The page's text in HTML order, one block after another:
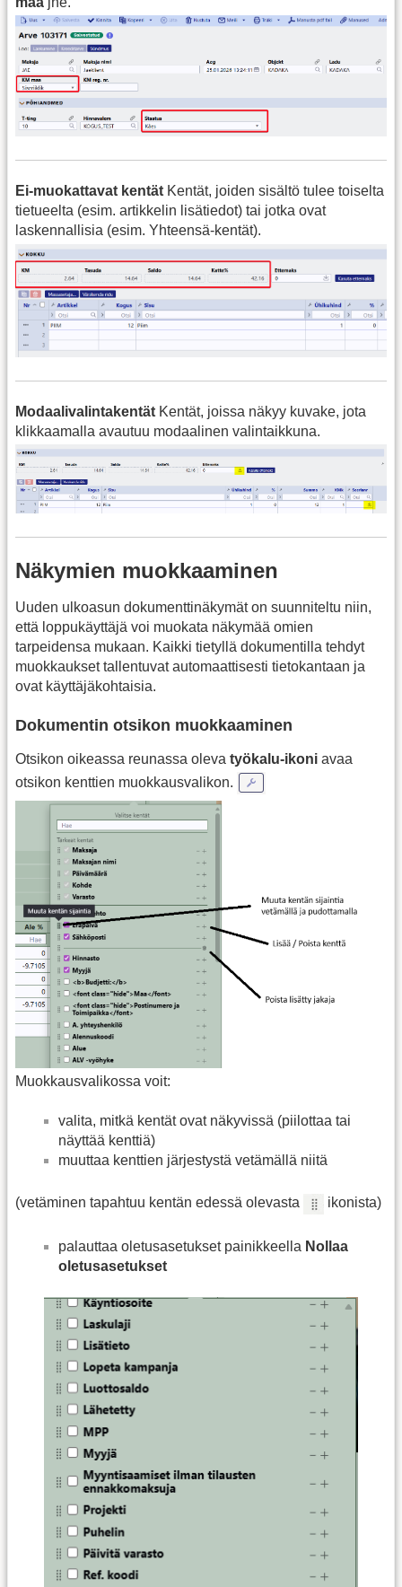
Ei‑muokattavat kentät Kentät, joiden sisältö tulee toiselta
tietueelta (esim. artikkelin lisätiedot) tai jotka ovat
laskennallisia (esim. Yhteensä‑kentät).
Modaalivalintakentät Kentät, joissa näkyy kuvake, jota
klikkaamalla avautuu modaalinen valintaikkuna.
Näkymien muokkaaminen
Uuden ulkoasun dokumenttinäkymät on suunniteltu niin,
että loppukäyttäjä voi muokata näkymää omien
tarpeidensa mukaan. Kaikki tietyllä dokumentilla tehdyt
muokkaukset tallentuvat automaattisesti tietokantaan ja
ovat käyttäjäkohtaisia.
Dokumentin otsikon muokkaaminen
Otsikon oikeassa reunassa oleva työkalu‑ikoni avaa
otsikon kenttien muokkausvalikon.
Muokkausvalikossa voit:
valita, mitkä kentät ovat näkyvissä (piilottaa tai
näyttää kenttiä)
muuttaa kenttien järjestystä vetämällä niitä
(vetäminen tapahtuu kentän edessä olevasta ikonista)
palauttaa oletusasetukset painikkeella Nollaa
oletusasetukset